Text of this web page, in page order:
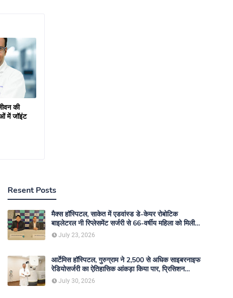
की
में जॉइंट
Resent Posts
मैक्स हॉस्पिटल, साकेत में एडवांस्ड डे-केयर रोबोटिक
बाइलेटरल नी रिप्लेसमेंट सर्जरी से 66-वर्षीय महिला को मिली
नई गतिशीलता
July 23, 2026
आर्टेमिस हॉस्पिटल, गुरुग्राम ने 2,500 से अधिक साइबरनाइफ
रेडियोसर्जरी का ऐतिहासिक आंकड़ा किया पार, प्रिसिशन
ट्रीटमेंट में मजबूत की अपनी अग्रणी पहचान
July 30, 2026